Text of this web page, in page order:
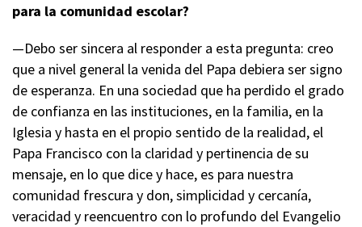
para la comunidad escolar?
—Debo ser sincera al responder a esta pregunta: creo
que a nivel general la venida del Papa debiera ser signo
de esperanza. En una sociedad que ha perdido el grado
de confianza en las instituciones, en la familia, en la
Iglesia y hasta en el propio sentido de la realidad, el
Papa Francisco con la claridad y pertinencia de su
mensaje, en lo que dice y hace, es para nuestra
comunidad frescura y don, simplicidad y cercanía,
veracidad y reencuentro con lo profundo del Evangelio